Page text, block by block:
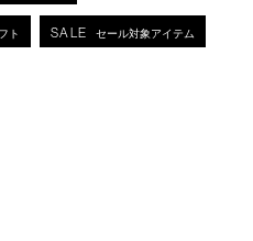
ト SALE セール対象アイテム